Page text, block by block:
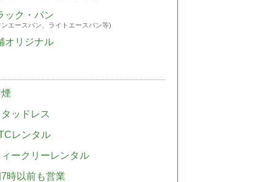
ック・バン
エースバン、ライトエースバン等)
オリジナル
ッドレス
レンタル
ークリーレンタル
時以前も営業